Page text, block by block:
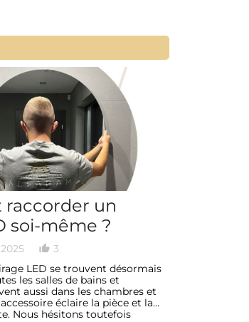
raccorder un
soi-même ?
thumb_up_alt 3
LED se trouvent désormais
les salles de bains et
aussi dans les chambres et
éclaire la pièce et la
Nous hésitons toutefois